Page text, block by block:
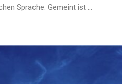
Sprache. Gemeint ist ...